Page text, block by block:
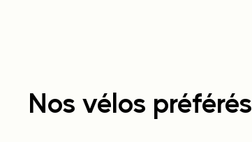
Nos vélos préférés